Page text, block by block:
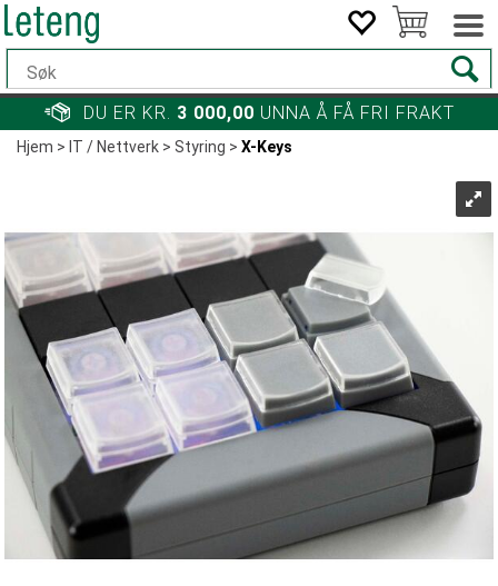
DU ER KR. 3 000,00 UNNA Å FÅ FRI FRAKT
Hjem> IT / Nettverk>Styring>X-Keys